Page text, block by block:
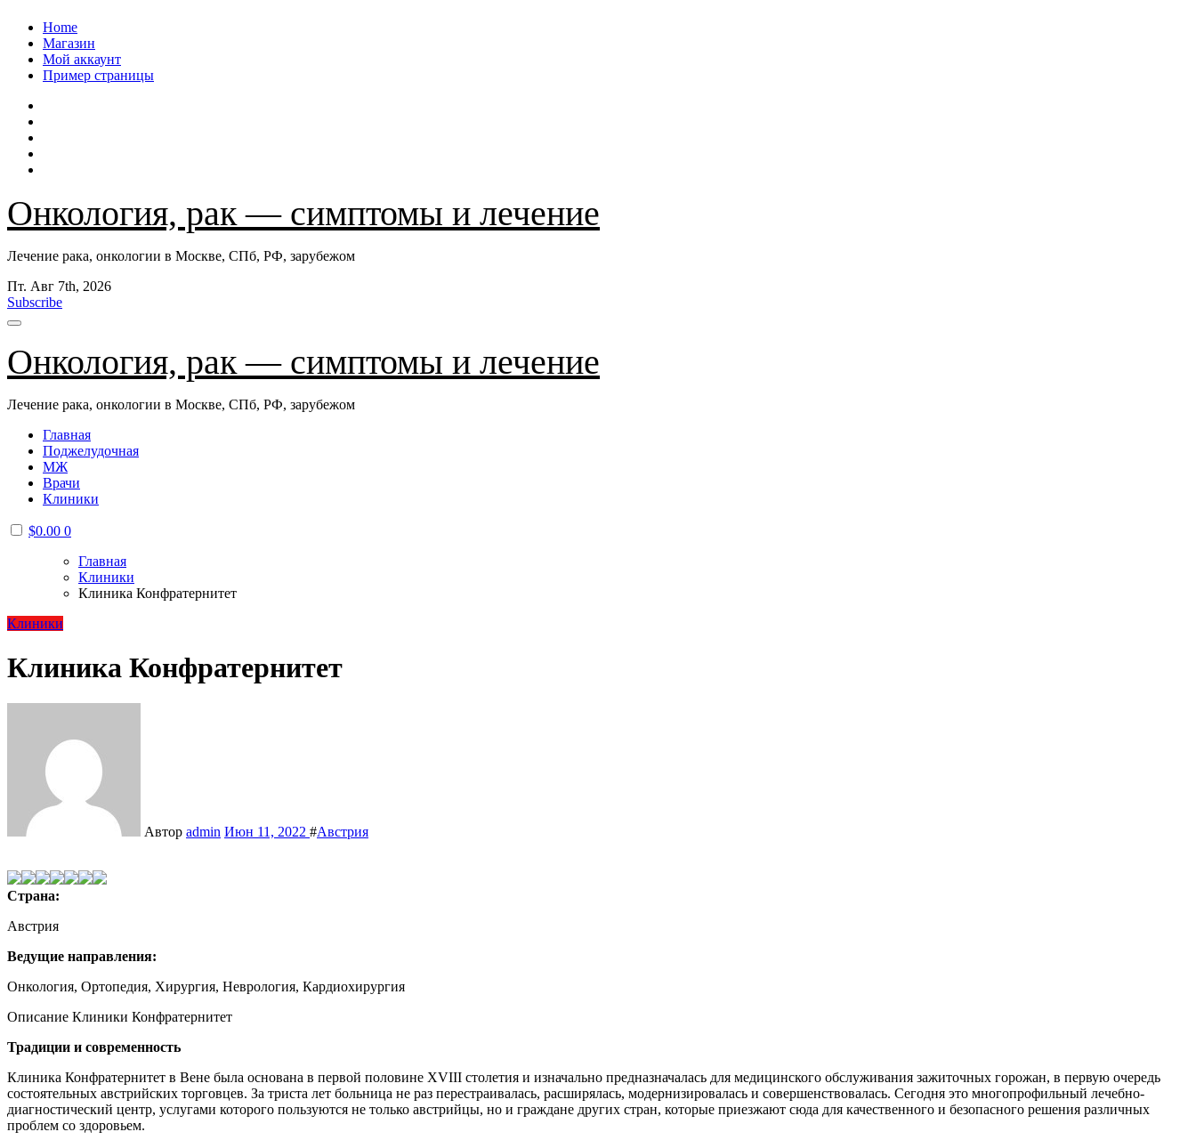
Перейти
содержанию
Home
Магазин
Мой аккаунт
Пример страницы
Онкология, рак — симптомы и лечение
Лечение рака, онкологии в Москве, СПб, РФ, зарубежом
Пт. Авг 7th, 2026
Subscribe
Онкология, рак — симптомы и лечение
Лечение рака, онкологии в Москве, СПб, РФ, зарубежом
Главная
Поджелудочная
МЖ
Врачи
Клиники
$0.00 0
Главная
Клиники
Клиника Конфратернитет
Клиники
Клиника Конфратернитет
Автор admin Июн 11, 2022 #Австрия
Страна:
Австрия
Ведущие направления:
Онкология, Ортопедия, Хирургия, Неврология, Кардиохирургия
Описание Клиники Конфратернитет
Традиции и современность
Клиника Конфратернитет в Вене была основана в первой половине XVIII столетия и изначально предназначалась для медицинского обслуживания зажиточных горожан, в первую очередь
состоятельных австрийских торговцев. За триста лет больница не раз перестраивалась, расширялась, модернизировалась и совершенствовалась. Сегодня это многопрофильный лечебно-
диагностический центр, услугами которого пользуются не только австрийцы, но и граждане других стран, которые приезжают сюда для качественного и безопасного решения различных
проблем со здоровьем.